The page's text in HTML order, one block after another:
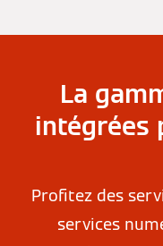
La
intégrées
Profitez des
services